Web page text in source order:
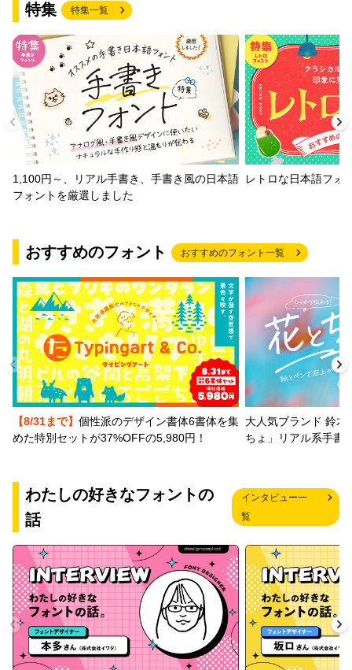
特集 特集一覧
1,100円～、リアル手書き、手書き風の日本語
フォントを厳選しました
レトロな日本語フォ
おすすめのフォント おすすめのフォント一覧
【8/31まで】 個性派のデザイン書体6書体を集
めた特別セットが37%OFFの5,980円！
大人気ブランド 鈴木
ちょ」リアル系手書
わたしの好きなフォントの
話
インタビュー一
覧